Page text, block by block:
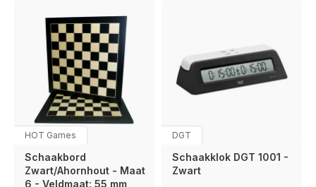
HOT Games
Schaakbord
Zwart/Ahornhout - Maat
6 - Veldmaat: 55 mm
DGT
Schaakklok DGT 1001 -
Zwart